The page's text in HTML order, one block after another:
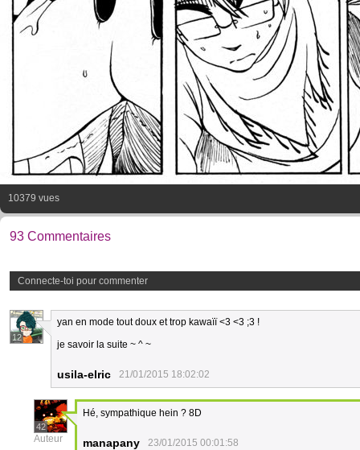
10379 vues
93 Commentaires
Connecte-toi pour commenter
12
yan en mode tout doux et trop kawaïï <3 <3 ;3 !
je savoir la suite ~ ^ ~
usila-elric 21/01/2015 18:02:02
42
Auteur
Hé, sympathique hein ? 8D
manapany 23/01/2015 00:01:58